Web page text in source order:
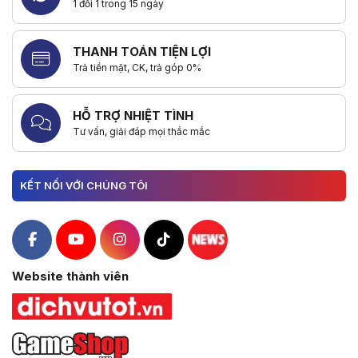
1 đổi 1 trong 15 ngày
THANH TOÁN TIỆN LỢI
Trả tiền mặt, CK, trả góp 0%
HỖ TRỢ NHIỆT TÌNH
Tư vấn, giải đáp mọi thắc mắc
KẾT NỐI VỚI CHÚNG TÔI
Hacom Facebook
Hacom YouTube
Hacom Instagram
Hacom TikTok
Website thành viên